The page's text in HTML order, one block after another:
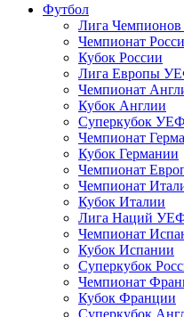
Футбол
Лига
Чемпионат
Кубок России
Лига Европы
Чемпионат
Кубок Англии
Суперкубок
Чемпионат
Кубок Германии
Чемпионат
Чемпионат
Кубок Италии
Лига Наций
Чемпионат
Кубок Испании
Суперкубок
Чемпионат
Кубок Франции
Суперкубок